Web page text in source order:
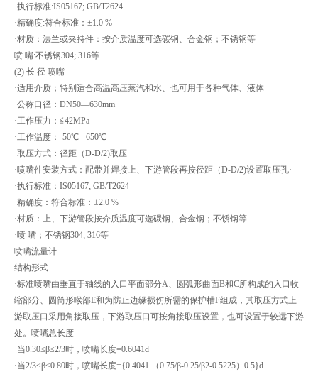
·执行标准:IS05167; GB/T2624
·精确度:符合标准：±1.0 %
·材质：法兰或夹持件：按介质温度可选碳钢、合金钢；不锈钢等
喷 嘴:不锈钢304; 316等
(2) 长 径 喷嘴
·适用介质；特别适合高温高压蒸汽和水、也可用于各种气体、液体
·公称口径：DN50—630mm
·工作压力：≦42MPa
·工作温度：-50℃ - 650℃
·取压方式：径距（D-D/2)取压
·喷嘴件安装方式：配带并焊接上、下游管段再按径距（D-D/2)设置取压孔·
·执行标准：IS05167; GB/T2624
·精确度：符合标准：±2.0 %
·材质：上、下游管段按介质温度可选碳钢、合金钢；不锈钢等
·喷 嘴；不锈钢304; 316等
喷嘴流量计
结构形式
·标准喷嘴由垂直于轴线的入口平面部分A、圆弧形曲面B和C所构成的入口收
缩部分、圆筒形喉部E和为防止边缘损伤所需的保护槽F组成，其取压方式上
游取压口采用角接取压，下游取压口可按角接取压设置，也可设置于较远下游
处。喷嘴总长度
·当0.30≤β≤2/3时，喷嘴长度=0.6041d
·当2/3≤β≤0.80时，喷嘴长度={0.4041 （0.75/β-0.25/β2-0.5225）0.5}d